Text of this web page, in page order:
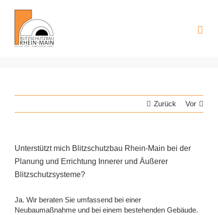
springen
Zurück Vor
Unterstützt mich Blitzschutzbau Rhein-Main bei der
Planung und Errichtung Innerer und Äußerer
Blitzschutzsysteme?
Ja. Wir beraten Sie umfassend bei einer
Neubaumaßnahme und bei einem bestehenden Gebäude.